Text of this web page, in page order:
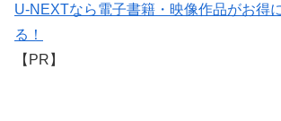
U-NEXTなら電子書籍・映像作品がお得
る！
【PR】